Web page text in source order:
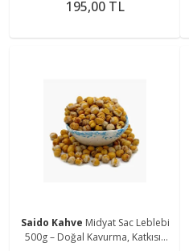
195,00 TL
Saido Kahve Midyat Sac Leblebi
500g – Doğal Kavurma, Katkısız